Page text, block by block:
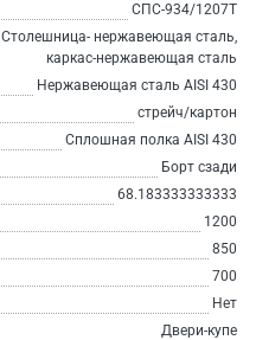
СПС-934/1207Т
Столешница- нержавеющая сталь,
каркас-нержавеющая сталь
Нержавеющая сталь AISI 430
стрейч/картон
Сплошная полка AISI 430
Борт сзади
68.183333333333
1200
850
700
Нет
Двери-купе